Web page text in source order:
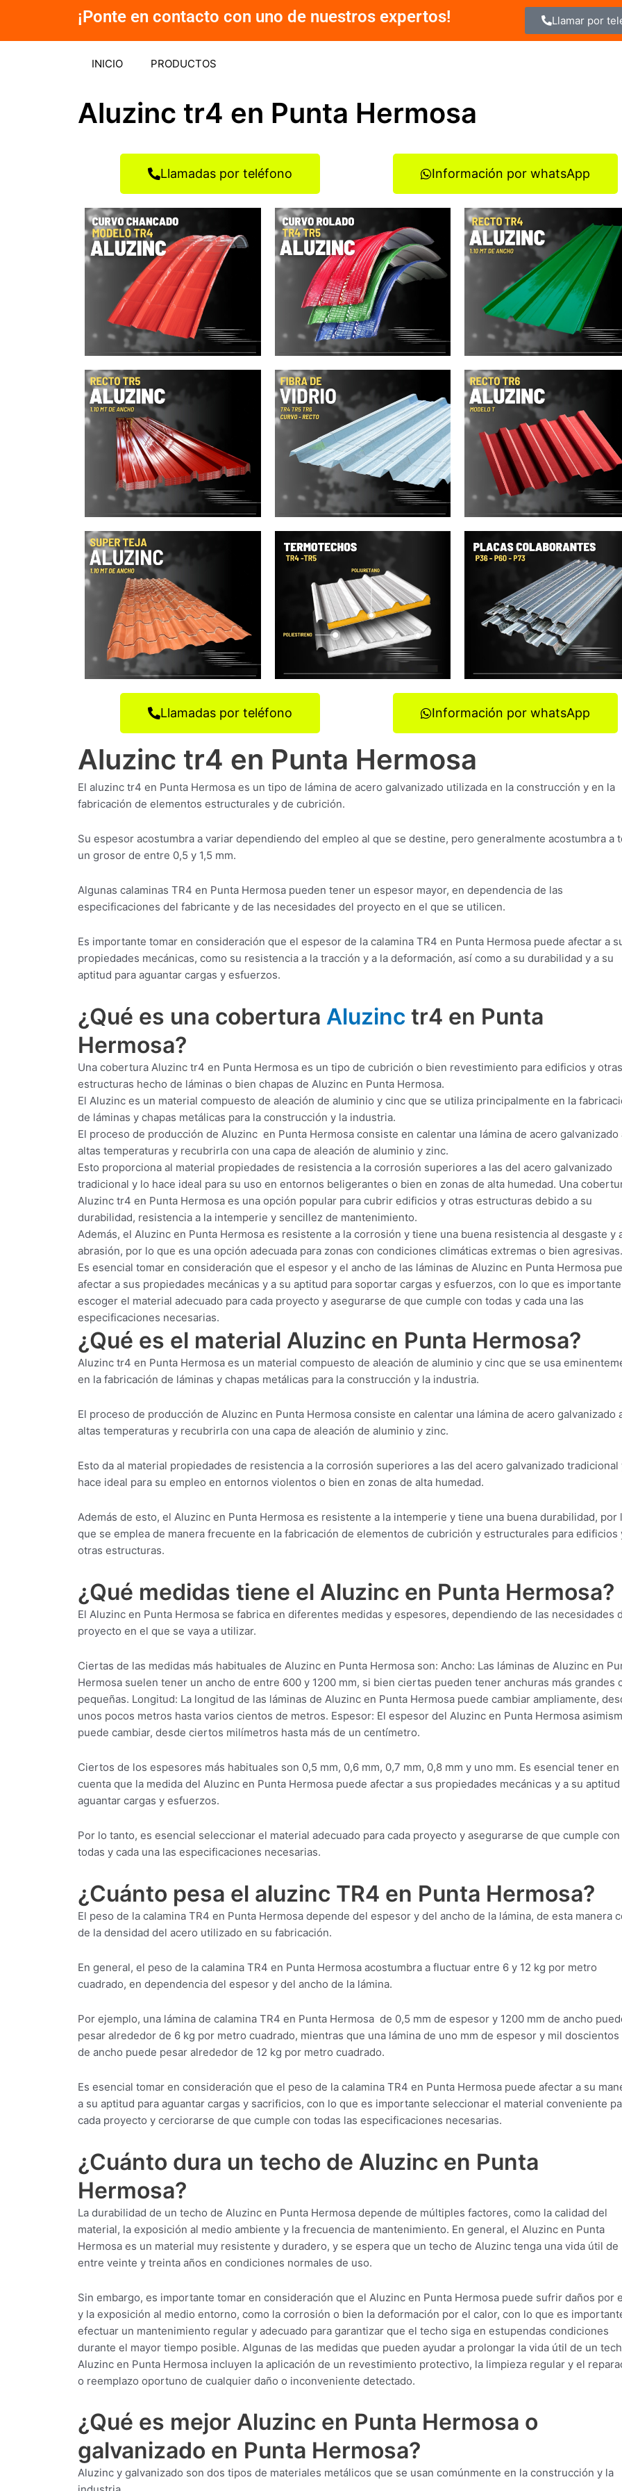
contenido
¡Ponte en contacto con uno de nuestros expertos! Llamar por
INICIO PRODUCTOS
Aluzinc tr4 en Punta Hermosa
Llamadas por teléfono Información por whatsApp
Llamadas por teléfono Información por whatsApp
Aluzinc tr4 en Punta Hermosa
El aluzinc tr4 en Punta Hermosa es un tipo de lámina de acero galvanizado utilizada en la construcción y en la
fabricación de elementos estructurales y de cubrición.
Su espesor acostumbra a variar dependiendo del empleo al que se destine, pero generalmente acostumbra a
un grosor de entre 0,5 y 1,5 mm.
Algunas calaminas TR4 en Punta Hermosa pueden tener un espesor mayor, en dependencia de las
especificaciones del fabricante y de las necesidades del proyecto en el que se utilicen.
Es importante tomar en consideración que el espesor de la calamina TR4 en Punta Hermosa puede afectar a
propiedades mecánicas, como su resistencia a la tracción y a la deformación, así como a su durabilidad y a su
aptitud para aguantar cargas y esfuerzos.
¿Qué es una cobertura Aluzinc tr4 en Punta
Hermosa?
Una cobertura Aluzinc tr4 en Punta Hermosa es un tipo de cubrición o bien revestimiento para edificios y otras
estructuras hecho de láminas o bien chapas de Aluzinc en Punta Hermosa.
El Aluzinc es un material compuesto de aleación de aluminio y cinc que se utiliza principalmente en la
de láminas y chapas metálicas para la construcción y la industria.
El proceso de producción de Aluzinc en Punta Hermosa consiste en calentar una lámina de acero galvanizado
altas temperaturas y recubrirla con una capa de aleación de aluminio y zinc.
Esto proporciona al material propiedades de resistencia a la corrosión superiores a las del acero galvanizado
tradicional y lo hace ideal para su uso en entornos beligerantes o bien en zonas de alta humedad. Una
Aluzinc tr4 en Punta Hermosa es una opción popular para cubrir edificios y otras estructuras debido a su
durabilidad, resistencia a la intemperie y sencillez de mantenimiento.
Además, el Aluzinc en Punta Hermosa es resistente a la corrosión y tiene una buena resistencia al desgaste y
abrasión, por lo que es una opción adecuada para zonas con condiciones climáticas extremas o bien agresivas.
Es esencial tomar en consideración que el espesor y el ancho de las láminas de Aluzinc en Punta Hermosa
afectar a sus propiedades mecánicas y a su aptitud para soportar cargas y esfuerzos, con lo que es importante
escoger el material adecuado para cada proyecto y asegurarse de que cumple con todas y cada una las
especificaciones necesarias.
¿Qué es el material Aluzinc en Punta Hermosa?
Aluzinc tr4 en Punta Hermosa es un material compuesto de aleación de aluminio y cinc que se usa
en la fabricación de láminas y chapas metálicas para la construcción y la industria.
El proceso de producción de Aluzinc en Punta Hermosa consiste en calentar una lámina de acero galvanizado
altas temperaturas y recubrirla con una capa de aleación de aluminio y zinc.
Esto da al material propiedades de resistencia a la corrosión superiores a las del acero galvanizado tradicional
hace ideal para su empleo en entornos violentos o bien en zonas de alta humedad.
Además de esto, el Aluzinc en Punta Hermosa es resistente a la intemperie y tiene una buena durabilidad, por
que se emplea de manera frecuente en la fabricación de elementos de cubrición y estructurales para edificios
otras estructuras.
¿Qué medidas tiene el Aluzinc en Punta Hermosa?
El Aluzinc en Punta Hermosa se fabrica en diferentes medidas y espesores, dependiendo de las necesidades
proyecto en el que se vaya a utilizar.
Ciertas de las medidas más habituales de Aluzinc en Punta Hermosa son: Ancho: Las láminas de Aluzinc en
Hermosa suelen tener un ancho de entre 600 y 1200 mm, si bien ciertas pueden tener anchuras más grandes
pequeñas. Longitud: La longitud de las láminas de Aluzinc en Punta Hermosa puede cambiar ampliamente,
unos pocos metros hasta varios cientos de metros. Espesor: El espesor del Aluzinc en Punta Hermosa
puede cambiar, desde ciertos milímetros hasta más de un centímetro.
Ciertos de los espesores más habituales son 0,5 mm, 0,6 mm, 0,7 mm, 0,8 mm y uno mm. Es esencial tener en
cuenta que la medida del Aluzinc en Punta Hermosa puede afectar a sus propiedades mecánicas y a su aptitud
aguantar cargas y esfuerzos.
Por lo tanto, es esencial seleccionar el material adecuado para cada proyecto y asegurarse de que cumple con
todas y cada una las especificaciones necesarias.
¿Cuánto pesa el aluzinc TR4 en Punta Hermosa?
El peso de la calamina TR4 en Punta Hermosa depende del espesor y del ancho de la lámina, de esta manera
de la densidad del acero utilizado en su fabricación.
En general, el peso de la calamina TR4 en Punta Hermosa acostumbra a fluctuar entre 6 y 12 kg por metro
cuadrado, en dependencia del espesor y del ancho de la lámina.
Por ejemplo, una lámina de calamina TR4 en Punta Hermosa de 0,5 mm de espesor y 1200 mm de ancho
pesar alrededor de 6 kg por metro cuadrado, mientras que una lámina de uno mm de espesor y mil doscientos
de ancho puede pesar alrededor de 12 kg por metro cuadrado.
Es esencial tomar en consideración que el peso de la calamina TR4 en Punta Hermosa puede afectar a su
a su aptitud para aguantar cargas y sacrificios, con lo que es importante seleccionar el material conveniente
cada proyecto y cerciorarse de que cumple con todas las especificaciones necesarias.
¿Cuánto dura un techo de Aluzinc en Punta
Hermosa?
La durabilidad de un techo de Aluzinc en Punta Hermosa depende de múltiples factores, como la calidad del
material, la exposición al medio ambiente y la frecuencia de mantenimiento. En general, el Aluzinc en Punta
Hermosa es un material muy resistente y duradero, y se espera que un techo de Aluzinc tenga una vida útil de
entre veinte y treinta años en condiciones normales de uso.
Sin embargo, es importante tomar en consideración que el Aluzinc en Punta Hermosa puede sufrir daños por
y la exposición al medio entorno, como la corrosión o bien la deformación por el calor, con lo que es
efectuar un mantenimiento regular y adecuado para garantizar que el techo siga en estupendas condiciones
durante el mayor tiempo posible. Algunas de las medidas que pueden ayudar a prolongar la vida útil de un
Aluzinc en Punta Hermosa incluyen la aplicación de un revestimiento protectivo, la limpieza regular y el
o reemplazo oportuno de cualquier daño o inconveniente detectado.
¿Qué es mejor Aluzinc en Punta Hermosa o
galvanizado en Punta Hermosa?
Aluzinc y galvanizado son dos tipos de materiales metálicos que se usan comúnmente en la construcción y la